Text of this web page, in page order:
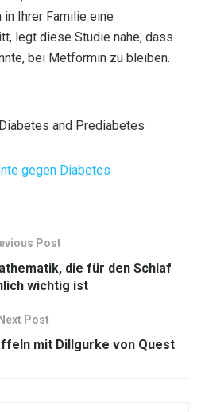
in Ihrer Familie eine
legt diese Studie nahe, dass
bei Metformin zu bleiben.
gegen Diabetes
Post
die für den Schlaf
wichtig ist
Next Post
mit Dillgurke von Quest